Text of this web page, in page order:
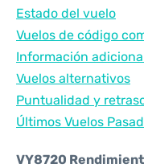
Estado del vuelo
Vuelos de código
Información
Vuelos alternativos
Puntualidad y
Últimos Vuelos
VY8720